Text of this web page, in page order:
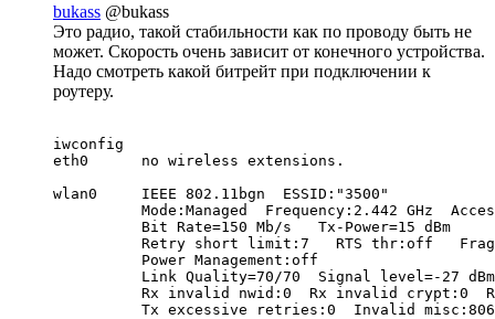
bukass @bukass
Это радио, такой стабильности как по проводу быть не
может. Скорость очень зависит от конечного устройства.
Надо смотреть какой битрейт при подключении к
роутеру.
iwconfig
eth0      no wireless extensions.
wlan0     IEEE 802.11bgn  ESSID:"3500"
Mode:Managed  Frequency:2.442 GHz
          Bit Rate=150 Mb/s   Tx-Power=15 dBm
Retry short limit:7   RTS thr:off
          Power Management:off
Link Quality=70/70  Signal level=-27
Rx invalid nwid:0  Rx invalid crypt:0
Tx excessive retries:0  Invalid